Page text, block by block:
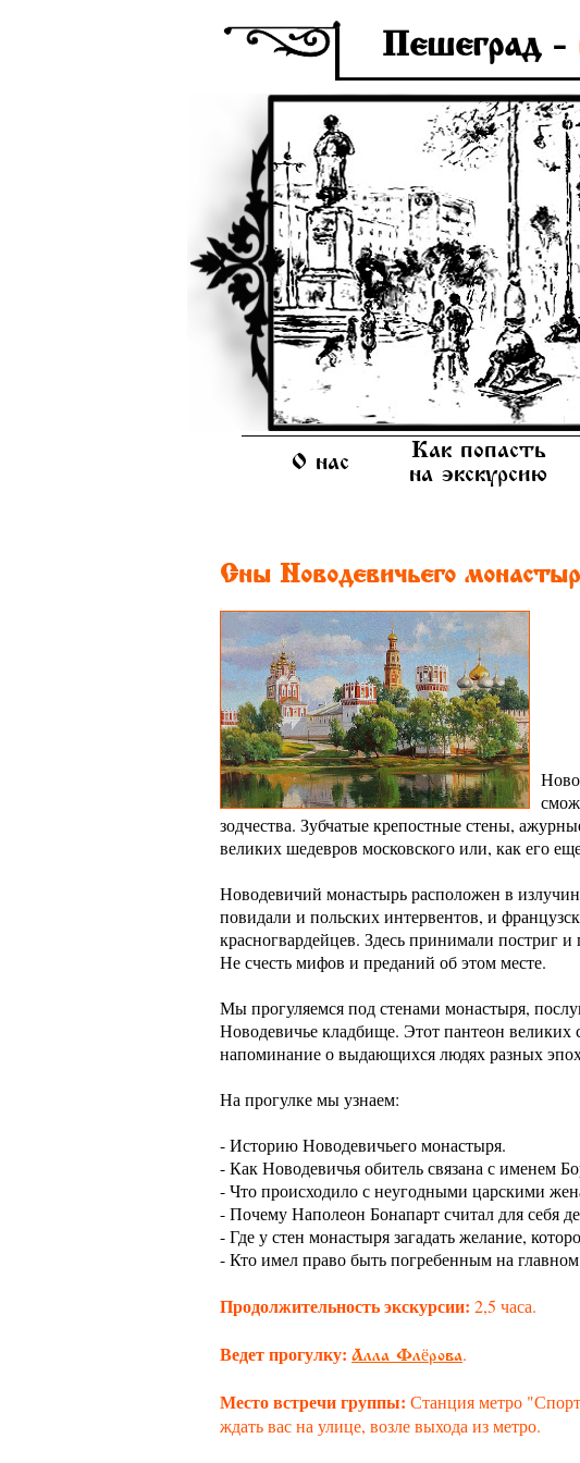
Пешеград -
О нас
Как попасть
на экскурсию
Сны Новодевичьего
зодчества. Зубчатые крепостные стены,
великих шедевров московского или, как его
Новодевичий монастырь расположен в
повидали и польских интервентов, и
красногвардейцев. Здесь принимали постриг
Не счесть мифов и преданий об этом месте.
Мы прогуляемся под стенами монастыря,
Новодевичье кладбище. Этот пантеон
напоминание о выдающихся людях разных
На прогулке мы узнаем:
- Историю Новодевичьего монастыря.
- Как Новодевичья обитель связана с именем
- Что происходило с неугодными царскими
- Почему Наполеон Бонапарт считал для себя
- Где у стен монастыря загадать желание,
- Кто имел право быть погребенным на
Продолжительность экскурсии: 2,5 часа.
Ведет прогулку: Алла Флёрова.
Место встречи группы: Станция метро
ждать вас на улице, возле выхода из метро.